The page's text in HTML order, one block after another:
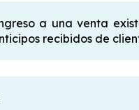
a una venta
recibidos de